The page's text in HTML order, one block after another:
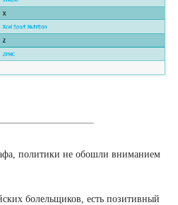
политики не обошли вниманием
болельщиков, есть позитивный